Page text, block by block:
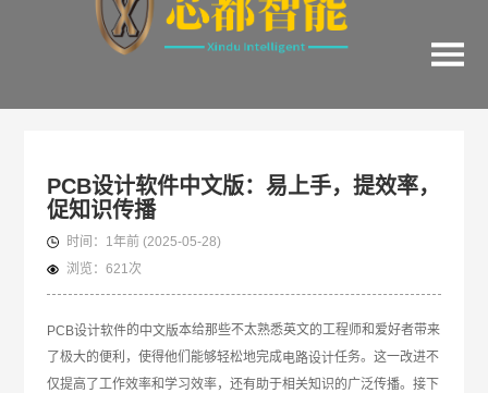
PCB设计软件中文版：易上手，提效率，
促知识传播
时间： 1年前(2025-05-28)
浏览： 621次
PCB设计软件的中文版本给那些不太熟悉英文的工程师和爱好者带来
了极大的便利，使得他们能够轻松地完成电路设计任务。这一改进不
仅提高了工作效率和学习效率，还有助于相关知识的广泛传播。接下